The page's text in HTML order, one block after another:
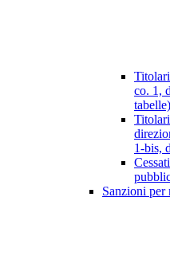
co. 1,
tabelle)
1-bis,
Sanzioni per